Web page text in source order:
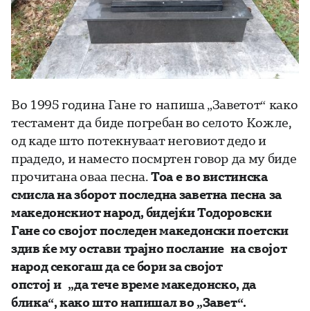
Во 1995 година Гане го напиша „Заветот“ како
тестамент да биде погребан во селото Кожле,
од каде што потекнуваат неговиот дедо и
прадедо, и наместо посмртен говор да му биде
прочитана оваа песна.Тоа ево вистинска
смисла на зборотпоследна заветна песназа
македонскиот народ, бидејќи Тодоровски
Гане со својот последен македонски поетски
здив ќе му остави трајно послание на својот
народ секогаш да се бори за својот
опстој и „да тече време македонско, да
блика“, како што напишал во „Завет“.